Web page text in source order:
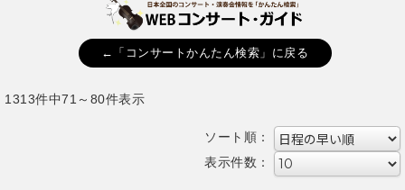
←「コンサートかんたん検索」に戻る
1313件中71～80件表示
ソート順：
表示件数：